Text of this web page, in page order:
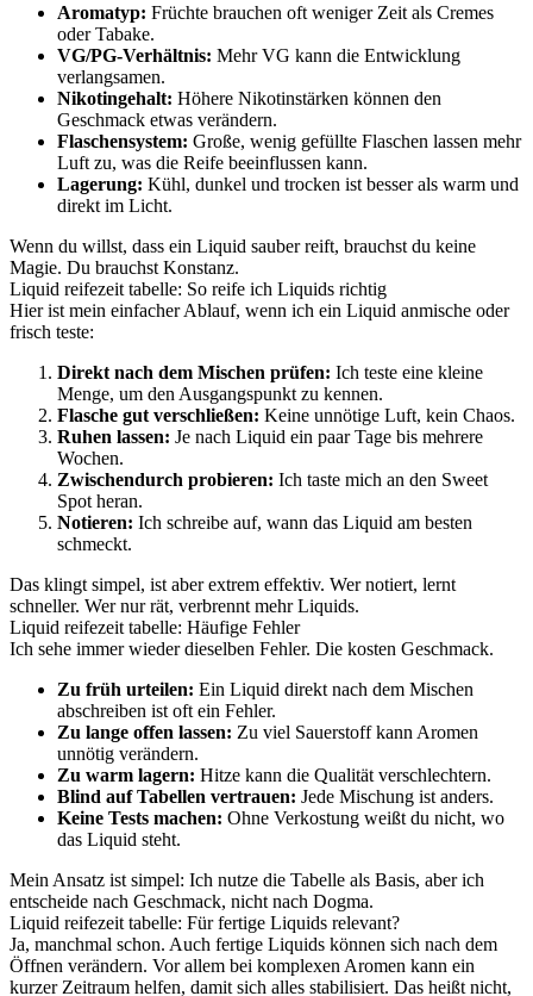
Aromatyp: Früchte brauchen oft weniger Zeit als Cremes
oder Tabake.
VG/PG-Verhältnis: Mehr VG kann die Entwicklung
verlangsamen.
Nikotingehalt: Höhere Nikotinstärken können den
Geschmack etwas verändern.
Flaschensystem: Große, wenig gefüllte Flaschen lassen mehr
Luft zu, was die Reife beeinflussen kann.
Lagerung: Kühl, dunkel und trocken ist besser als warm und
direkt im Licht.
Wenn du willst, dass ein Liquid sauber reift, brauchst du keine
Magie. Du brauchst Konstanz.
Liquid reifezeit tabelle: So reife ich Liquids richtig
Hier ist mein einfacher Ablauf, wenn ich ein Liquid anmische oder
frisch teste:
Direkt nach dem Mischen prüfen: Ich teste eine kleine
Menge, um den Ausgangspunkt zu kennen.
Flasche gut verschließen: Keine unnötige Luft, kein Chaos.
Ruhen lassen: Je nach Liquid ein paar Tage bis mehrere
Wochen.
Zwischendurch probieren: Ich taste mich an den Sweet
Spot heran.
Notieren: Ich schreibe auf, wann das Liquid am besten
schmeckt.
Das klingt simpel, ist aber extrem effektiv. Wer notiert, lernt
schneller. Wer nur rät, verbrennt mehr Liquids.
Liquid reifezeit tabelle: Häufige Fehler
Ich sehe immer wieder dieselben Fehler. Die kosten Geschmack.
Zu früh urteilen: Ein Liquid direkt nach dem Mischen
abschreiben ist oft ein Fehler.
Zu lange offen lassen: Zu viel Sauerstoff kann Aromen
unnötig verändern.
Zu warm lagern: Hitze kann die Qualität verschlechtern.
Blind auf Tabellen vertrauen: Jede Mischung ist anders.
Keine Tests machen: Ohne Verkostung weißt du nicht, wo
das Liquid steht.
Mein Ansatz ist simpel: Ich nutze die Tabelle als Basis, aber ich
entscheide nach Geschmack, nicht nach Dogma.
Liquid reifezeit tabelle: Für fertige Liquids relevant?
Ja, manchmal schon. Auch fertige Liquids können sich nach dem
Öffnen verändern. Vor allem bei komplexen Aromen kann ein
kurzer Zeitraum helfen, damit sich alles stabilisiert. Das heißt nicht,